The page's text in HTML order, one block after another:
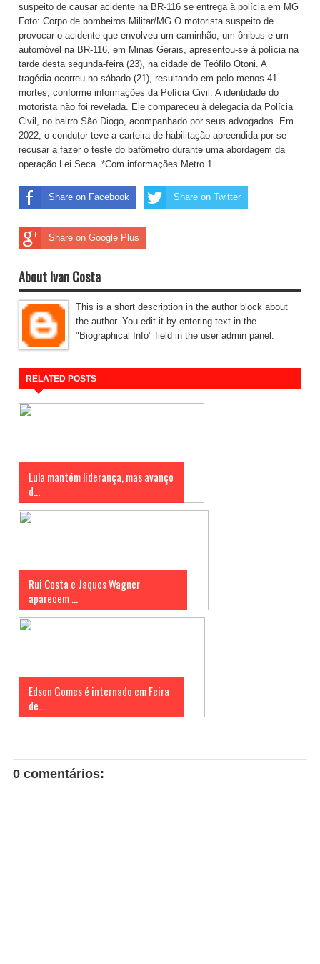
suspeito de causar acidente na BR-116 se entrega à polícia em MG
Foto: Corpo de bombeiros Militar/MG O motorista suspeito de
provocar o acidente que envolveu um caminhão, um ônibus e um
automóvel na BR-116, em Minas Gerais, apresentou-se à polícia na
tarde desta segunda-feira (23), na cidade de Teófilo Otoni. A
tragédia ocorreu no sábado (21), resultando em pelo menos 41
mortes, conforme informações da Polícia Civil. A identidade do
motorista não foi revelada. Ele compareceu à delegacia da Polícia
Civil, no bairro São Diogo, acompanhado por seus advogados. Em
2022, o condutor teve a carteira de habilitação apreendida por se
recusar a fazer o teste do bafômetro durante uma abordagem da
operação Lei Seca. *Com informações Metro 1
Share on Facebook Share on Twitter
Share on Google Plus
About Ivan Costa
This is a short description in the author block about
the author. You edit it by entering text in the
"Biographical Info" field in the user admin panel.
RELATED POSTS
Lula mantém liderança, mas avanço
d...
Rui Costa e Jaques Wagner
aparecem ...
Edson Gomes é internado em Feira
de...
0 comentários: